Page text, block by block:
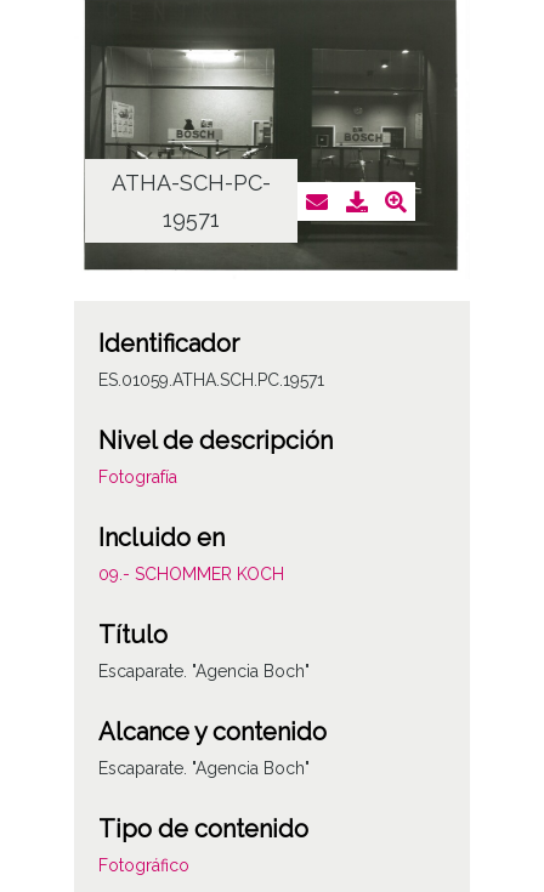
ATHA-SCH-PC-
19571
Identificador
ES.01059.ATHA.SCH.PC.19571
Nivel de descripción
Fotografía
Incluido en
09.- SCHOMMER KOCH
Título
Escaparate. "Agencia Boch"
Alcance y contenido
Escaparate. "Agencia Boch"
Tipo de contenido
Fotográfico